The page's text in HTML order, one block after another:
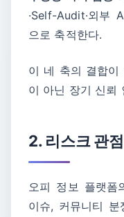
·Self-Audit·외부
으로 축적한다.
이 네 축의 결합이
이 아닌 장기 신뢰
2. 리스크 관
오피 정보 플랫폼
이슈, 커뮤니티